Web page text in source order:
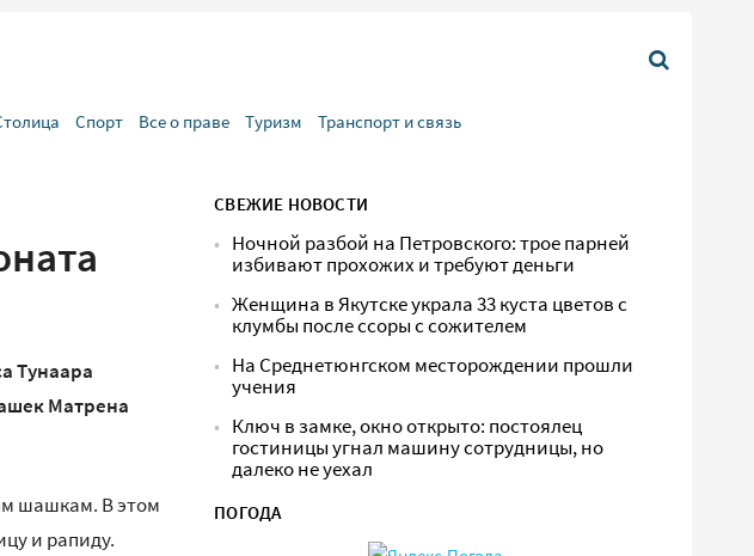
Спорт Все о праве Туризм Транспорт и связь
Тунаара
Матрена
шашкам. В этом
и рапиду.
СВЕЖИЕ НОВОСТИ
Ночной разбой на Петровского: трое парней
избивают прохожих и требуют деньги
Женщина в Якутске украла 33 куста цветов с
клумбы после ссоры с сожителем
На Среднетюнгском месторождении прошли
учения
Ключ в замке, окно открыто: постоялец
гостиницы угнал машину сотрудницы, но
далеко не уехал
ПОГОДА